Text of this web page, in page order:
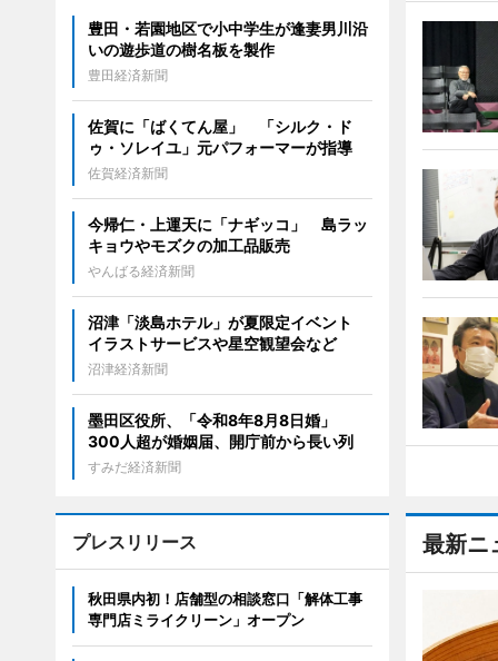
最新ニ
豊田・若園地区で小中学生が逢妻男川沿
いの遊歩道の樹名板を製作
豊田経済新聞
佐賀に「ばくてん屋」 「シルク・ド
ゥ・ソレイユ」元パフォーマーが指導
佐賀経済新聞
今帰仁・上運天に「ナギッコ」 島ラッ
キョウやモズクの加工品販売
やんばる経済新聞
沼津「淡島ホテル」が夏限定イベント
イラストサービスや星空観望会など
沼津経済新聞
墨田区役所、「令和8年8月8日婚」
300人超が婚姻届、開庁前から長い列
すみだ経済新聞
プレスリリース
秋田県内初！店舗型の相談窓口「解体工事
専門店ミライクリーン」オープン